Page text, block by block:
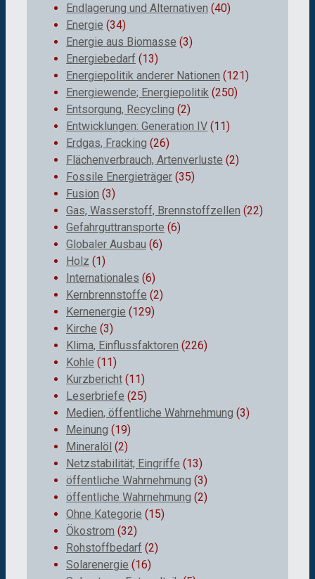
Endlagerung und Alternativen (40)
Energie (34)
Energie aus Biomasse (3)
Energiebedarf (13)
Energiepolitik anderer Nationen (121)
Energiewende; Energiepolitik (250)
Entsorgung, Recycling (2)
Entwicklungen: Generation IV (11)
Erdgas, Fracking (26)
Flächenverbrauch, Artenverluste (2)
Fossile Energieträger (35)
Fusion (3)
Gas, Wasserstoff, Brennstoffzellen (22)
Gefahrguttransporte (6)
Globaler Ausbau (6)
Holz (1)
Internationales (6)
Kernbrennstoffe (2)
Kernenergie (129)
Kirche (3)
Klima, Einflussfaktoren (226)
Kohle (11)
Kurzbericht (11)
Leserbriefe (25)
Medien, öffentliche Wahrnehmung (3)
Meinung (19)
Mineralöl (2)
Netzstabilität; Eingriffe (13)
öffentliche Wahrnehmung (3)
öffentliche Wahrnehmung (2)
Ohne Kategorie (15)
Ökostrom (32)
Rohstoffbedarf (2)
Solarenergie (16)